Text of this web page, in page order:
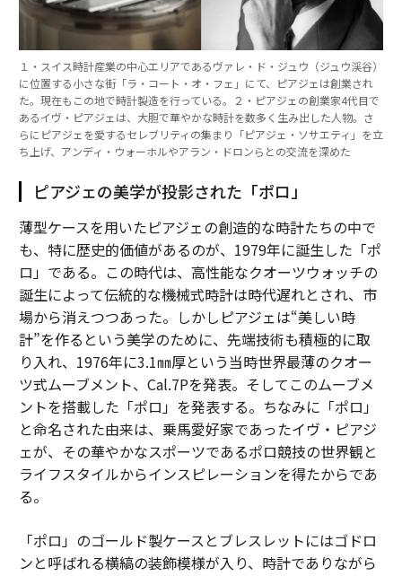
１・スイス時計産業の中心エリアであるヴァレ・ド・ジュウ（ジュウ渓谷）
に位置する小さな街「ラ・コート・オ・フェ」にて、ピアジェは創業され
た。現在もこの地で時計製造を行っている。２・ピアジェの創業家4代目で
あるイヴ・ピアジェは、大胆で華やかな時計を数多く生み出した人物。さ
らにピアジェを愛するセレブリティの集まり「ピアジェ・ソサエティ」を立
ち上げ、アンディ・ウォーホルやアラン・ドロンらとの交流を深めた
ピアジェの美学が投影された「ポロ」
薄型ケースを用いたピアジェの創造的な時計たちの中で
も、特に歴史的価値があるのが、1979年に誕生した「ポ
ロ」である。この時代は、高性能なクオーツウォッチの
誕生によって伝統的な機械式時計は時代遅れとされ、市
場から消えつつあった。しかしピアジェは“美しい時
計”を作るという美学のために、先端技術も積極的に取
り入れ、1976年に3.1㎜厚という当時世界最薄のクオー
ツ式ムーブメント、Cal.7Pを発表。そしてこのムーブメ
ントを搭載した「ポロ」を発表する。ちなみに「ポロ」
と命名された由来は、乗馬愛好家であったイヴ・ピアジ
ェが、その華やかなスポーツであるポロ競技の世界観と
ライフスタイルからインスピレーションを得たからであ
る。
「ポロ」のゴールド製ケースとブレスレットにはゴドロ
ンと呼ばれる横縞の装飾模様が入り、時計でありながら